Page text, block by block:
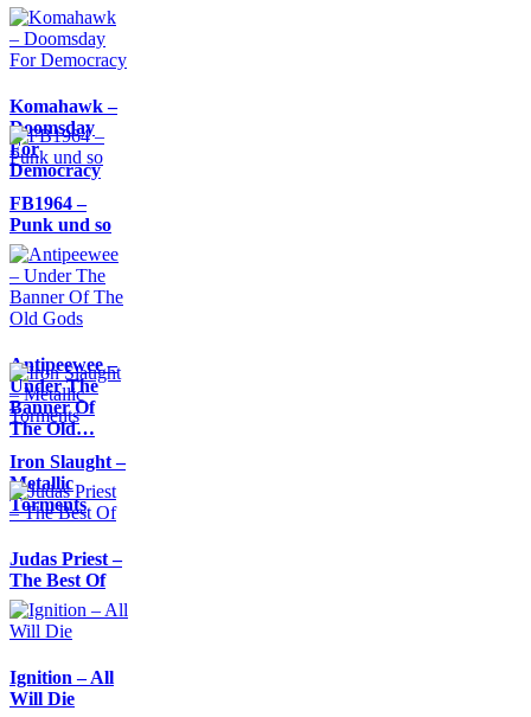
Komahawk –
Doomsday
For
Democracy
FB1964 –
Punk und so
Antipeewee –
Under The
Banner Of
The Old…
Iron Slaught –
Metallic
Torments
Judas Priest –
The Best Of
Ignition – All
Will Die